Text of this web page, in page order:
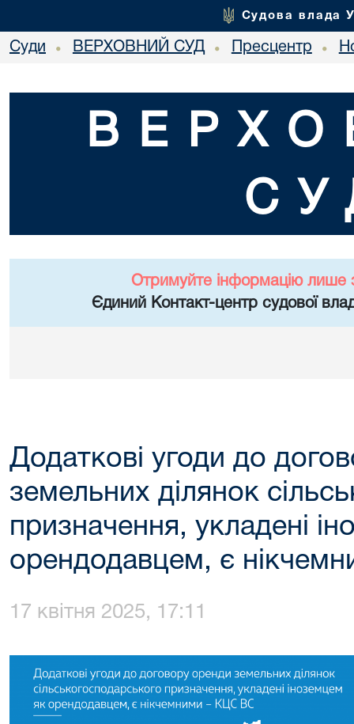
Судова влада
Суди • ВЕРХОВНИЙ СУД • Пресцентр •
Отримуйте інформацію лише
Єдиний Контакт-центр судової
Додаткові угоди до
земельних ділянок
призначення, укладені
орендодавцем, є
17 квітня 2025, 17:11